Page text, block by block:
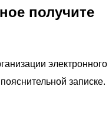
получите
электронного
записке.